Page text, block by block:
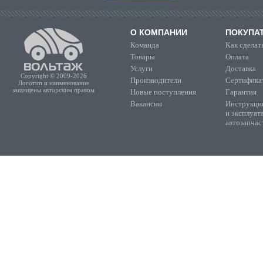
Copyright © 2009-2026
Логотип и наименование
защищены авторским правом
О КОМПАНИИ
Команда
Товары
Услуги
Производители
Новые поступления
Вакансии
Как
Оплата
Доставка
Гарантия
и